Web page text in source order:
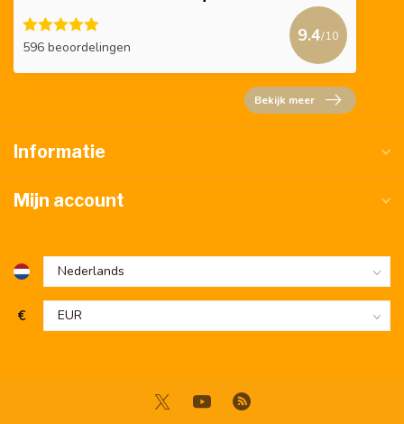
596 beoordelingen
9.4/10
Bekijk meer
Informatie
Mijn account
€